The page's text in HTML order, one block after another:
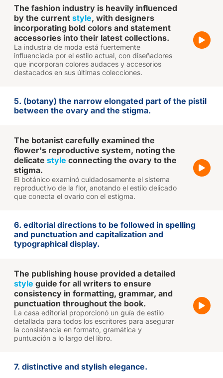
The fashion industry is heavily influenced
by the current style, with designers
incorporating bold colors and statement
accessories into their latest collections.
La industria de moda está fuertemente
influenciada por el estilo actual, con diseñadores
que incorporan colores audaces y accesorios
destacados en sus últimas colecciones.
5. (botany) the narrow elongated part of the pistil
between the ovary and the stigma.
The botanist carefully examined the
flower's reproductive system, noting the
delicate style connecting the ovary to the
stigma.
El botánico examinó cuidadosamente el sistema
reproductivo de la flor, anotando el estilo delicado
que conecta el ovario con el estigma.
6. editorial directions to be followed in spelling
and punctuation and capitalization and
typographical display.
The publishing house provided a detailed
style guide for all writers to ensure
consistency in formatting, grammar, and
punctuation throughout the book.
La casa editorial proporcionó un guía de estilo
detallada para todos los escritores para asegurar
la consistencia en formato, gramática y
puntuación a lo largo del libro.
7. distinctive and stylish elegance.